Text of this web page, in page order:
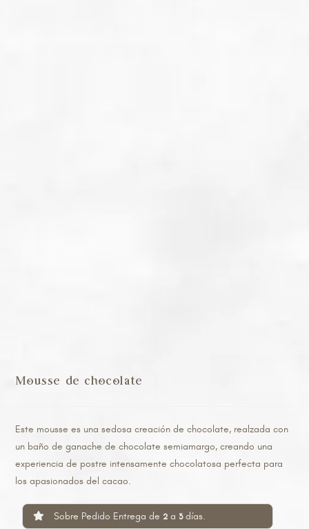
Mousse de chocolate
Este mousse es una sedosa creación de chocolate, realzada con
un baño de ganache de chocolate semiamargo, creando una
experiencia de postre intensamente chocolatosa perfecta para
los apasionados del cacao.
Sobre Pedido Entrega de2 a3días.